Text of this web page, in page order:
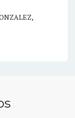
,